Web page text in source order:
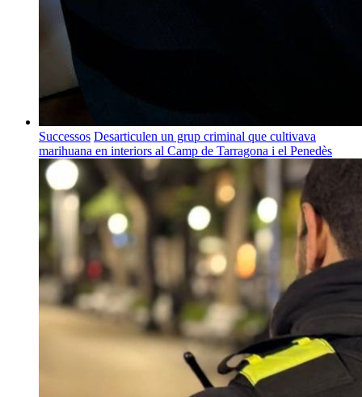
Successos Desarticulen un grup criminal que cultivava
marihuana en interiors al Camp de Tarragona i el Penedès